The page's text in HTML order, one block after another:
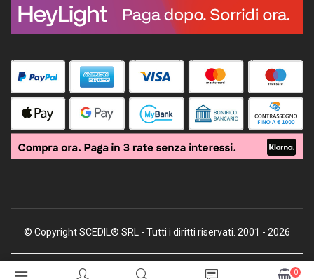
0
© Copyright SCEDIL® SRL - Tutti i diritti riservati. 2001 - 2026
Soluzioni E-commerce